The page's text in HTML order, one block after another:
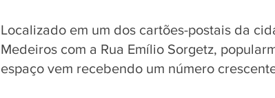
Localizado em um dos cartões-postais da
Medeiros com a Rua Emílio Sorgetz,
espaço vem recebendo um número